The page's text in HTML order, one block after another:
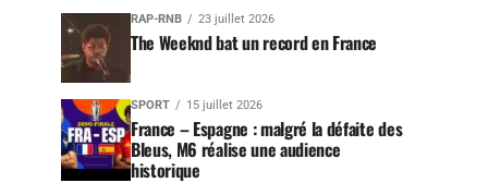
RAP-RNB 23 juillet 2026
The Weeknd bat un record en France
SPORT 15 juillet 2026
France – Espagne : malgré la défaite des
Bleus, M6 réalise une audience
historique